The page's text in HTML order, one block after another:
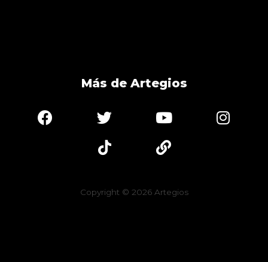
Más de Artegios
Copyright © 2026 Artegios